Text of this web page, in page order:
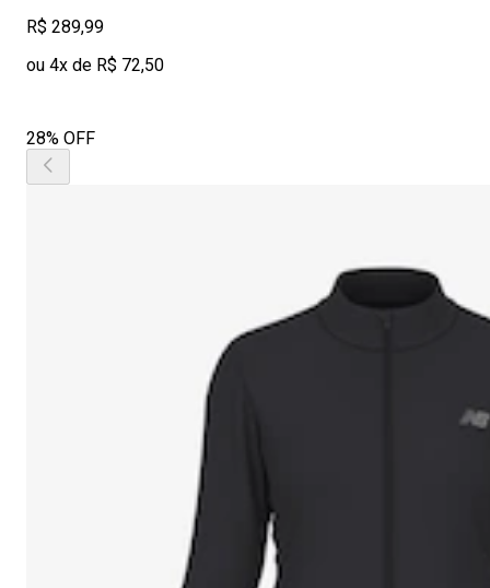
R$ 289,99
ou 4x de R$ 72,50
28% OFF